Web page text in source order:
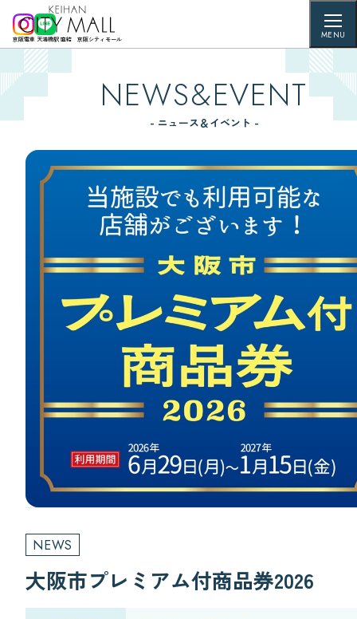
京阪電車 天満橋駅 直結 京阪シティモール MENU
NEWS&EVENT
- ニュース＆イベント -
NEWS
大阪市プレミアム付商品券2026